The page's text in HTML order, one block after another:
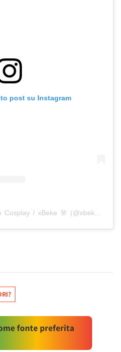
post su Instagram
Un post condiviso da Beke Cosplay / xBeke 🌸 (@xbekejacoba)
fonte preferita